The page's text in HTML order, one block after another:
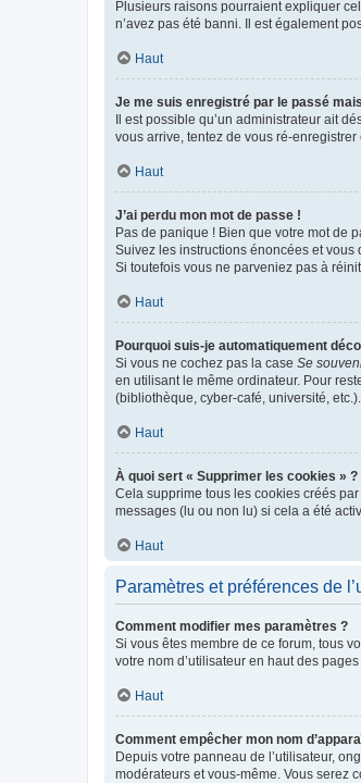
Plusieurs raisons pourraient expliquer
n’avez pas été banni. Il est également
Haut
Je me suis enregistré par le passé
Il est possible qu’un administrateur ait
vous arrive, tentez de vous ré-enregistrer
Haut
J’ai perdu mon mot de passe !
Pas de panique ! Bien que votre mot de
Suivez les instructions énoncées et
Si toutefois vous ne parveniez pas à
Haut
Pourquoi suis-je automatiquement
Si vous ne cochez pas la case Se
en utilisant le même ordinateur. Pour
(bibliothèque, cyber-café, université,
Haut
À quoi sert « Supprimer les cookies » ?
Cela supprime tous les cookies créés
messages (lu ou non lu) si cela a été
Haut
Paramètres et préférences de
Comment modifier mes paramètres ?
Si vous êtes membre de ce forum, tous
votre nom d’utilisateur en haut des
Haut
Comment empêcher mon nom
Depuis votre panneau de l’utilisateur,
modérateurs et vous-même. Vous serez